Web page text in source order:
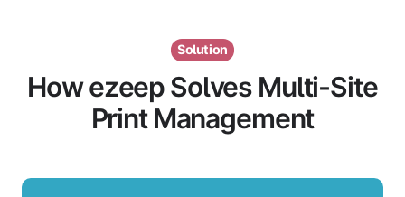
Solution
How ezeep Solves Multi-Site
Print Management